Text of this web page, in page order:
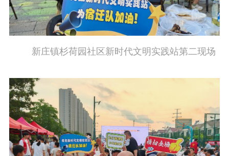
新庄镇杉荷园社区新时代文明实践站第二现场